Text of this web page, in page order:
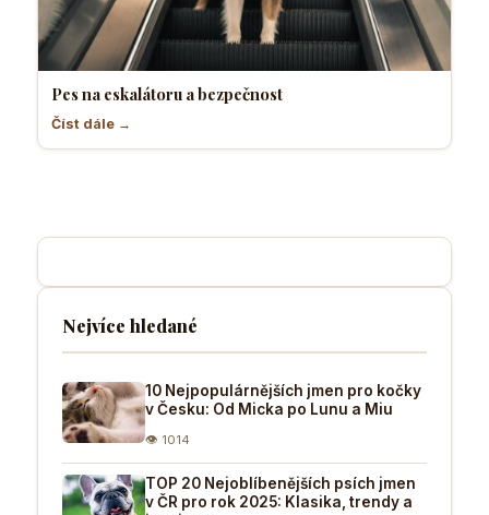
Pes na eskalátoru a bezpečnost
Číst dále →
Nejvíce hledané
10 Nejpopulárnějších jmen pro kočky
v Česku: Od Micka po Lunu a Miu
👁 1014
TOP 20 Nejoblíbenějších psích jmen
v ČR pro rok 2025: Klasika, trendy a